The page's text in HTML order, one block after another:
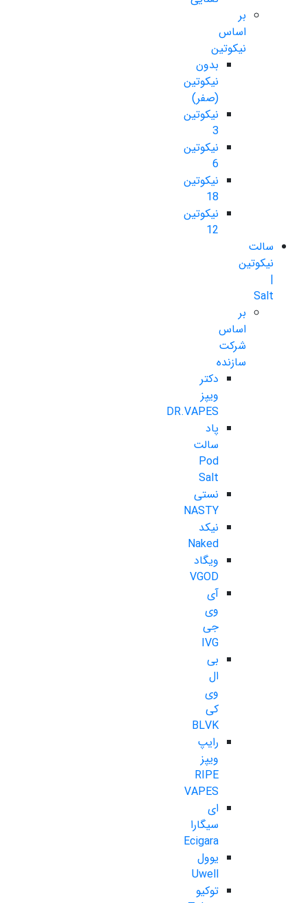
بر
اساس
نیکوتین
بدون
نیکوتین
(صفر)
نیکوتین
3
نیکوتین
6
نیکوتین
18
نیکوتین
12
سالت
نیکوتین
|
Salt
بر
اساس
شرکت
سازنده
دکتر
ویپز
DR.VAPES
پاد
سالت
Pod
Salt
نستی
NASTY
نیکد
Naked
ویگاد
VGOD
آی
وی
جی
IVG
بی
ال
وی
کی
BLVK
رایپ
ویپز
RIPE
VAPES
ای
سیگارا
Ecigara
یوول
Uwell
توکیو